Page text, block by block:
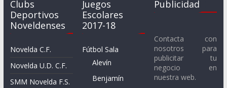
Clubs
Deportivos
Noveldenses
Novelda C.F.
Novelda U.D. C.F.
SMM Novelda F.S.
Juegos
Escolares
2017-18
Fútbol Sala
Alevín
Benjamín
Publicidad
Contacta con
nosotros para
publicitar tu
negocio en
nuestra web.